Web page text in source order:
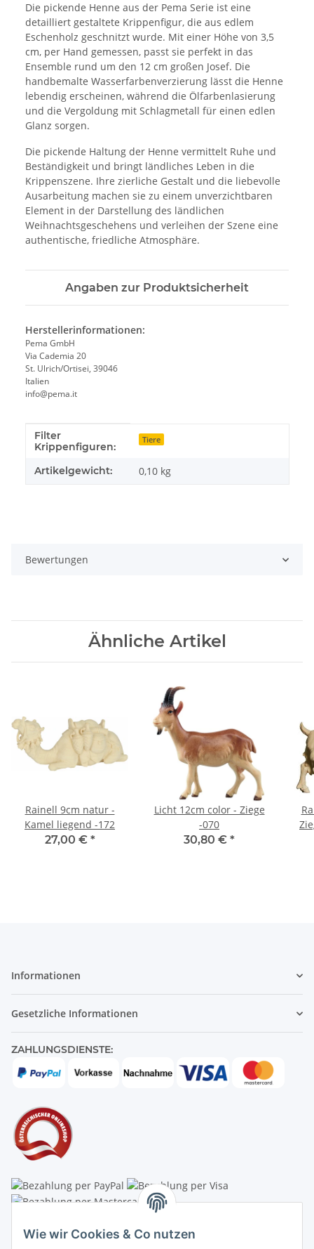
Wie wir Cookies & Co nutzen
Die pickende Henne aus der Pema Serie ist eine
detailliert gestaltete Krippenfigur, die aus edlem
Eschenholz geschnitzt wurde. Mit einer Höhe von 3,5
cm, per Hand gemessen, passt sie perfekt in das
Ensemble rund um den 12 cm großen Josef. Die
handbemalte Wasserfarbenverzierung lässt die Henne
lebendig erscheinen, während die Ölfarbenlasierung
und die Vergoldung mit Schlagmetall für einen edlen
Glanz sorgen.
Die pickende Haltung der Henne vermittelt Ruhe und
Beständigkeit und bringt ländliches Leben in die
Krippenszene. Ihre zierliche Gestalt und die liebevolle
Ausarbeitung machen sie zu einem unverzichtbaren
Element in der Darstellung des ländlichen
Weihnachtsgeschehens und verleihen der Szene eine
authentische, friedliche Atmosphäre.
Angaben zur Produktsicherheit
Herstellerinformationen:
Pema GmbH
Via Cademia 20
St. Ulrich/Ortisei, 39046
Italien
info@pema.it
Produkteigenschaft
Wert
Filter
Krippenfiguren:
Tiere
Artikelgewicht: 0,10 kg
Bewertungen
Ähnliche Artikel
Rainell 9cm natur -
Kamel liegend -172
27,00 € *
Licht 12cm color - Ziege
-070
30,80 € *
Informationen
Gesetzliche Informationen
ZAHLUNGSDIENSTE: